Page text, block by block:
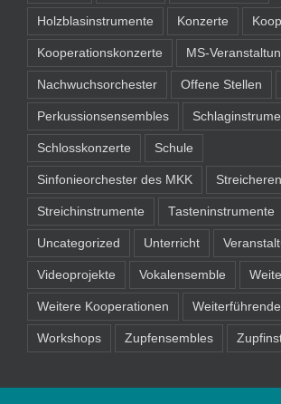
Holzblasinstrumente Konzerte
Kooperationskonzerte MS-
Nachwuchsorchester Offene Stellen
Perkussionsensembles
Schlosskonzerte Schule
Sinfonieorchester des MKK
Streichinstrumente Tasteninstrumente
Uncategorized Unterricht
Videoprojekte Vokalensemble
Weitere Kooperationen
Workshops Zupfensembles